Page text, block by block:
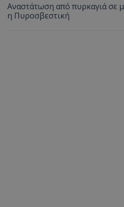
Αναστάτωση από πυρκαγιά σε
η Πυροσβεστική